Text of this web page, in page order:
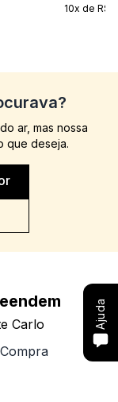
10x de R$
ar, mas nossa
que deseja.
Carlo
Embaixador
MC
Ajuda